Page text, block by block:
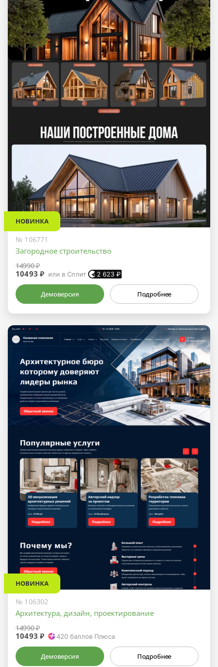
НОВИНКА
№ 106771
Загородное строительство
14990 ₽
10493 ₽ или в Сплит 2 623 ₽
Демоверсия Подробнее
НОВИНКА
№ 106302
Архитектура, дизайн, проектирование
14990 ₽
10493 ₽ 420 баллов Плюса
Демоверсия Подробнее